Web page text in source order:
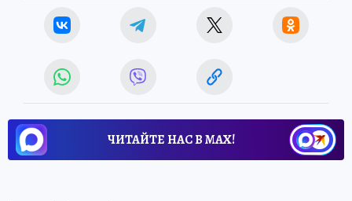
ЧИТАЙТЕ НАС В МАХ!